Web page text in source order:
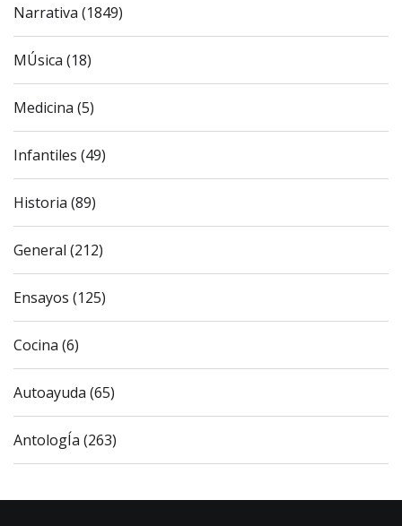
Narrativa (1849)
MÚsica (18)
Medicina (5)
Infantiles (49)
Historia (89)
General (212)
Ensayos (125)
Cocina (6)
Autoayuda (65)
AntologÍa (263)